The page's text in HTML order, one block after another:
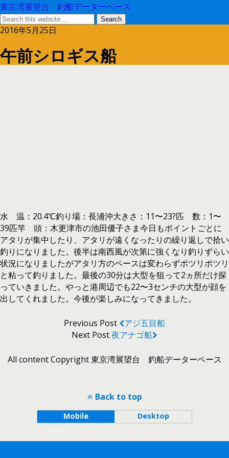
東京湾展望台 釣船データーベース
2016年5月25日
午前シロギス船
水 温：20.4℃釣り場：長浦沖大きさ：11〜23?匹 数：1〜
39匹竿 頭：木更津市の池田優子さま今日もポイントごとに
アタリが集中したり、アタリが遠くなったりの繰り返しで拾い
釣りになりました。後半は南西風が次第に強くなり釣りずらい
状況になりましたがアタリ方のペースは変わらずポツリポツリ
と粘って釣りました。最後の30分は大型を狙って2ヵ所だけ探
っていきました。やっと港周辺でも22〜3センチの大型が顔を
出してくれました。今後が楽しみになってきました。
Previous Post
アジ五目船
Next Post夜アナゴ船
All content Copyright 東京湾展望台 釣船データーベース
Back to top
Mobile Desktop